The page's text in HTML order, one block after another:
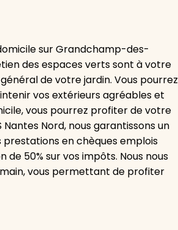
sur Grandchamp-des-
des espaces verts sont à votre
de votre jardin. Vous pourrez
vos extérieurs agréables et
vous pourrez profiter de votre
Nantes Nord, nous garantissons un
en chèques emplois
50% sur vos impôts. Nous nous
vous permettant de profiter